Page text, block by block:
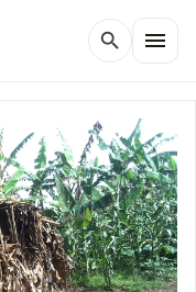
search menu